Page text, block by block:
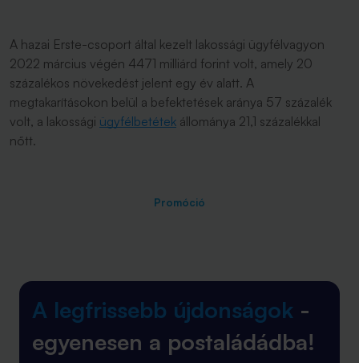
A hazai Erste-csoport által kezelt lakossági ügyfélvagyon
2022 március végén 4471 milliárd forint volt, amely 20
százalékos növekedést jelent egy év alatt. A
megtakarításokon belül a befektetések aránya 57 százalék
volt, a lakossági ügyfélbetétek állománya 21,1 százalékkal
nőtt.
Promóció
A legfrissebb újdonságok -
egyenesen a postaládádba!